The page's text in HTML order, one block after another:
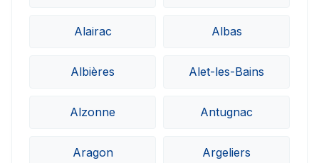
Alairac Albas
Albières Alet-les-Bains
Alzonne Antugnac
Aragon Argeliers